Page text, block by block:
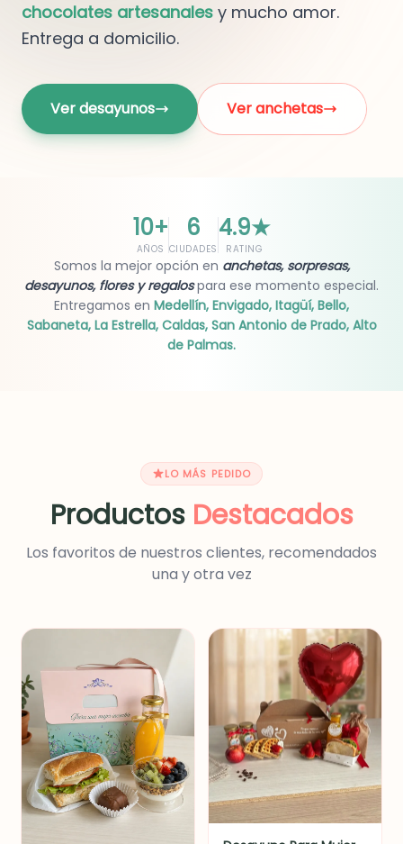
chocolates artesanales y mucho amor.
Entrega a domicilio.
Ver desayunos Ver anchetas
10+
AÑOS
6
CIUDADES
4.9★
RATING
Somos la mejor opción en anchetas, sorpresas,
desayunos, flores y regalospara ese momento especial.
Entregamos en Medellín, Envigado, Itagüí, Bello,
Sabaneta, La Estrella, Caldas, San Antonio de Prado, Alto
de Palmas.
LO MÁS PEDIDO
Productos Destacados
Los favoritos de nuestros clientes, recomendados
una y otra vez